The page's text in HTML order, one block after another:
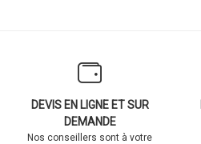
DEVIS EN LIGNE ET SUR
DEMANDE
Nos conseillers sont à votre